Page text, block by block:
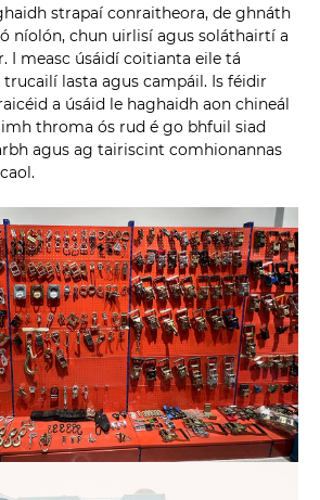
strapaí conraitheora, de ghnáth
níolón, chun uirlisí agus soláthairtí a
I measc úsáidí coitianta eile tá
lasta agus campáil. Is féidir
a úsáid le haghaidh aon chineál
throma ós rud é go bhfuil siad
agus ag tairiscint comhionannas